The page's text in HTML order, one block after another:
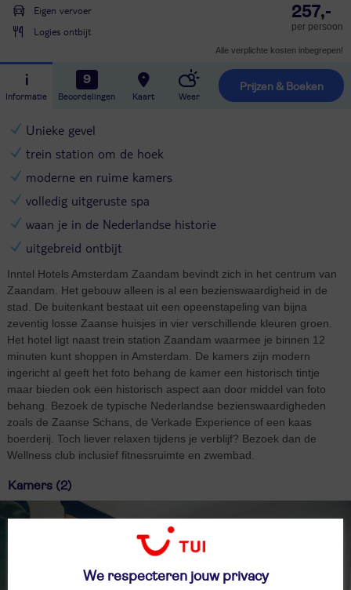
Eigen vervoer
Logies ontbijt
257,-
per persoon
Alle verplichte kosten inbegrepen!
Informatie
9
Beoordelingen Kaart Weer
Prijzen & Boeken
Unieke gevel
trein station om de hoek
moderne en ruime kamers
volledig uitgeruste spa
waan je in de Nederlandse historie
uitgebreid ontbijt
Inntel Hotels Amsterdam Zaandam bevindt zich in het centrum van
Zaandam. Het gebouw alleen is al een bezienswaardigheid in de
stad. De buitenkant bestaat uit een opeenstapeling van bijna
zeventig losse Zaanse huisjes in vier verschillende kleuren groen.
Het hotel ligt naast trein station Zaandam waarmee je binnen 12
minuten kunt shoppen in Amsterdam. De kamers zijn modern
ingericht al geeft het foto behang de kamer een historisch tintje
maar bieden ook een historisch aspect aan door middel van foto
behang. Bezoek de typische Nederlandse bezienswaardigheden
zoals de Zaanse Schans, de Verkade Experience of een kaas
boerderij. Toch liever relaxen tijdens je verblijf? Bezoek dan de
Wellness club inclusief fitnessruimte en zwembad.
Kamers (2)
We respecteren jouw privacy